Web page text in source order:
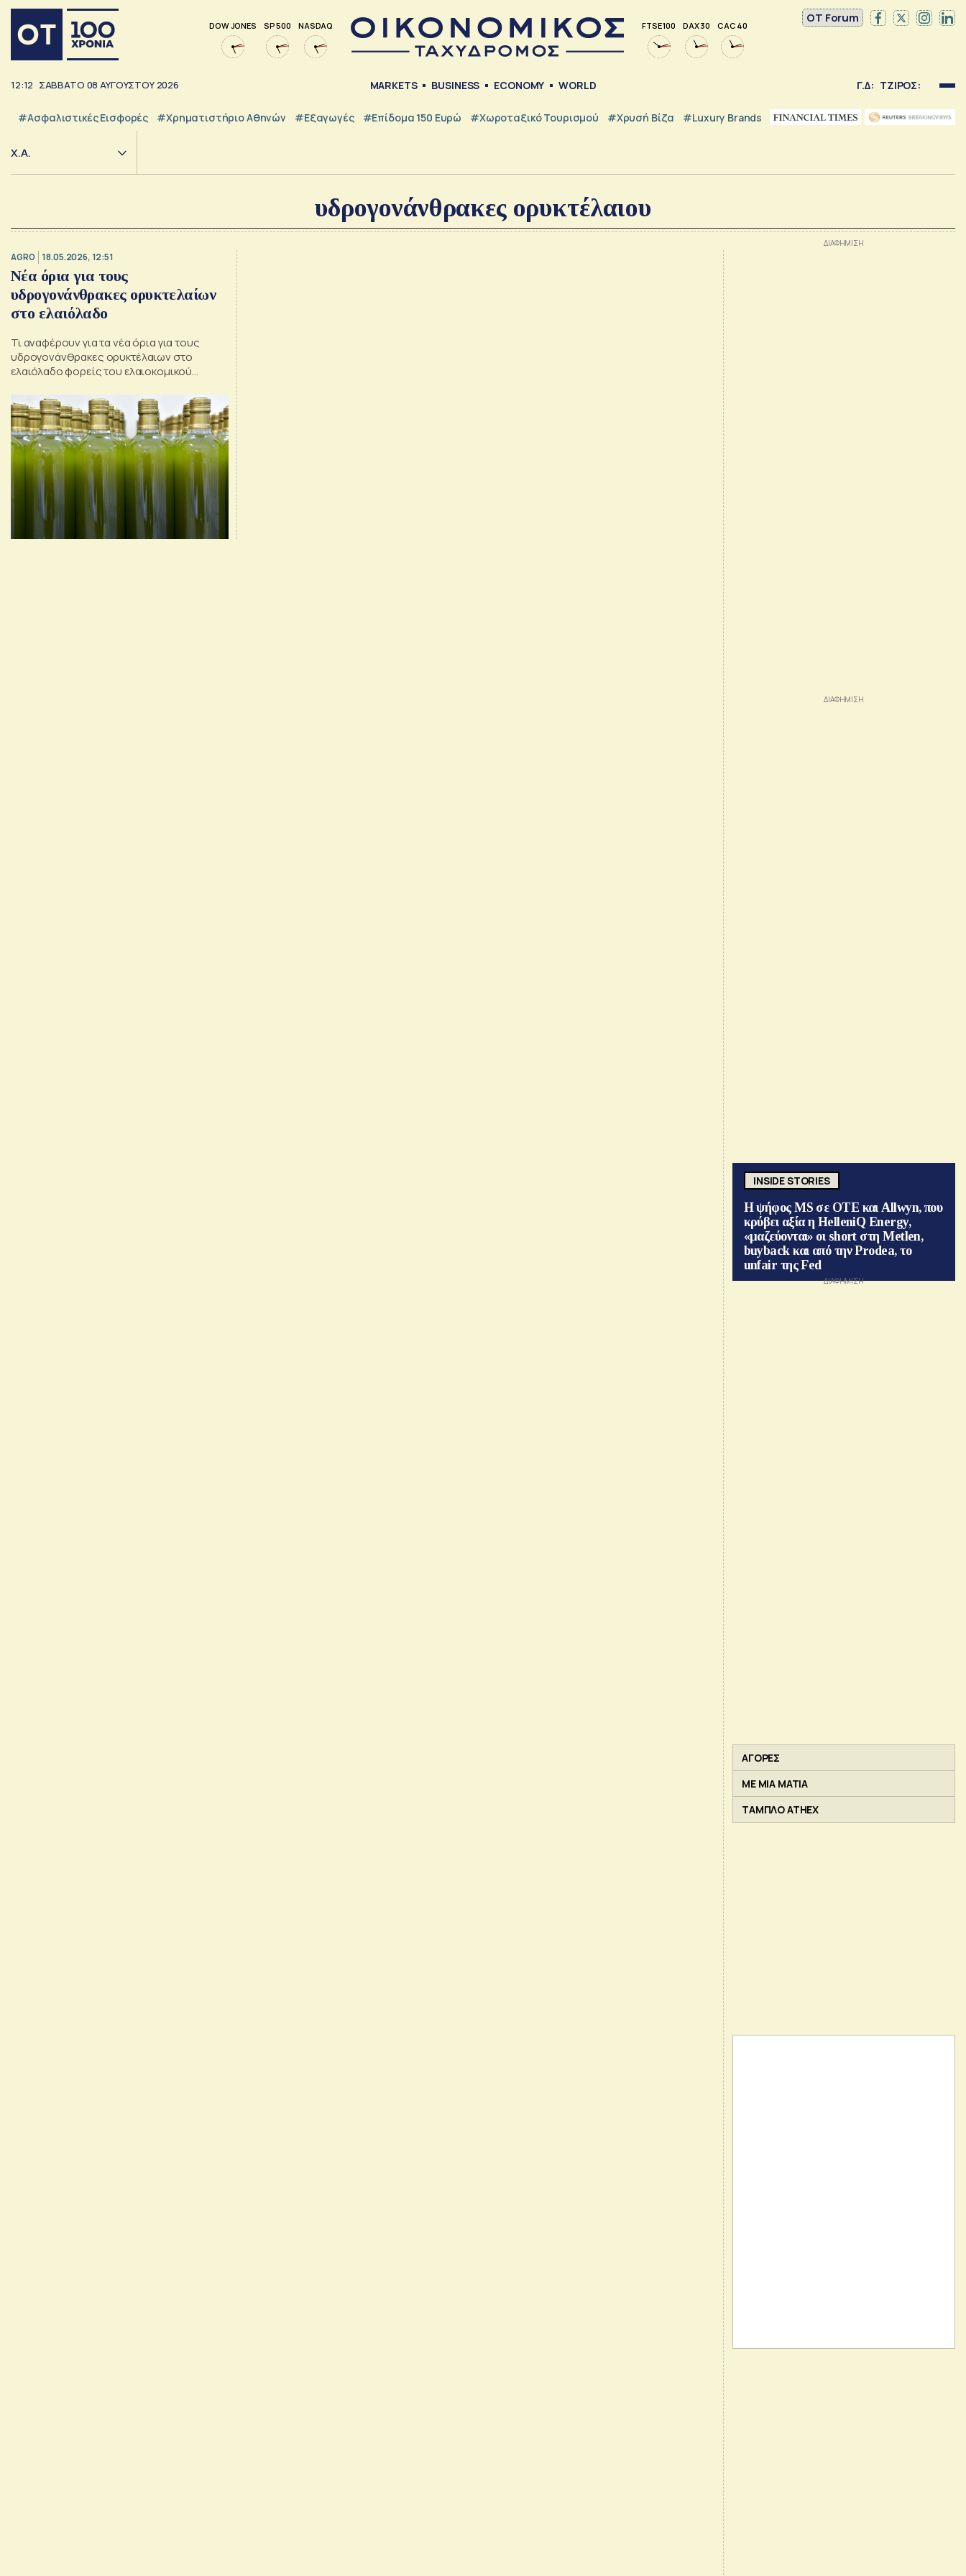
DOW JONES SP 500 NASDAQ FTSE 100 DAX 30 CAC 40
OT Forum
12:12 ΣΑΒΒΑΤΟ 08 ΑΥΓΟΥΣΤΟΥ 2026 MARKETS BUSINESS ECONOMY WORLD Γ.Δ: ΤΖΙΡΟΣ:
#Ασφαλιστικές Εισφορές #Χρηματιστήριο Αθηνών #εξαγωγές #Επίδομα 150 Ευρώ #Χωροταξικό Τουρισμού #Χρυσή Βίζα #luxury Brands
Χ.Α.
υδρογονάνθρακες ορυκτέλαιου
AGRO 18.05.2026, 12:51
Νέα όρια για τους
υδρογονάνθρακες ορυκτελαίων
στο ελαιόλαδο
Τι αναφέρουν για τα νέα όρια για τους
υδρογονάνθρακες ορυκτέλαιων στο
ελαιόλαδο φορείς του ελαιοκομικού
INSIDE STORIES
Η ψήφος MS σε ΟΤΕ και Allwyn, που
κρύβει αξία η HelleniQ Energy,
«μαζεύονται» οι short στη Metlen,
buyback και από την Prodea, το
unfair της Fed
ΑΓΟΡΕΣ
ΜΕ ΜΙΑ ΜΑΤΙΑ
ΤΑΜΠΛΟ ATHEX